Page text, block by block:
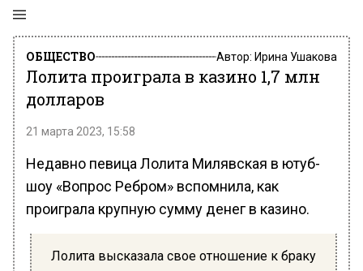
ОБЩЕСТВО Автор: Ирина Ушакова
Лолита проиграла в казино 1,7 млн
долларов
21 марта 2023, 15:58
Недавно певица Лолита Милявская в ютуб-
шоу «Вопрос Ребром» вспомнила, как
проиграла крупную сумму денег в казино.
Лолита высказала свое отношение к браку